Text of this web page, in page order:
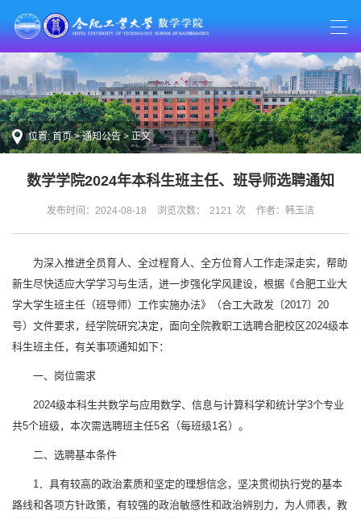
位置:首页>通知公告> 正文
数学学院2024年本科生班主任、班导师选聘通知
发布时间：2024-08-18 浏览次数： 2121 次 作者：韩玉洁
为深入推进全员育人、全过程育人、全方位育人工作走深走实，帮助
新生尽快适应大学学习与生活，进一步强化学风建设，根据《合肥工业大
学大学生班主任（班导师）工作实施办法》（合工大政发〔2017〕20
号）文件要求，经学院研究决定，面向全院教职工选聘合肥校区2024级本
科生班主任，有关事项通知如下：
一、岗位需求
2024级本科生共数学与应用数学、信息与计算科学和统计学3个专业
共5个班级，本次需选聘班主任5名（每班级1名）。
二、选聘基本条件
1．具有较高的政治素质和坚定的理想信念，坚决贯彻执行党的基本
路线和各项方针政策，有较强的政治敏感性和政治辨别力，为人师表，教